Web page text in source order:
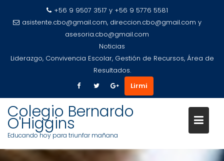
contenido
+56 9 9507 3517 y +56 9 5776 5581
asistente.cbo@gmail.com, direccion.cbo@gmail.com y
asesoria.cbo@gmail.com
Noticias
Liderazgo, Convivencia Escolar, Gestión de Recursos, Área de
Resultados.
Lirmi
Colegio Bernardo
O'Higgins
Educando hoy para triunfar mañana